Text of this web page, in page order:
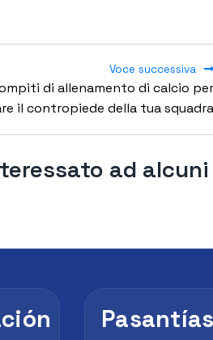
Voce successiva
di allenamento di calcio per
il contropiede della tua squadra
ad
Pasantías